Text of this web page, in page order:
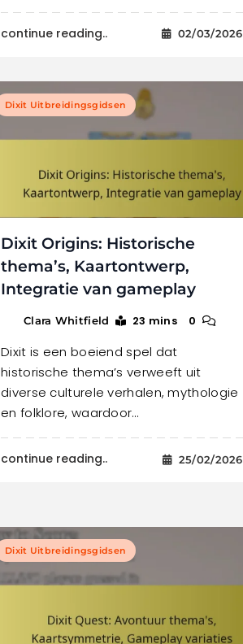
continue reading.. 02/03/2026
Dixit Uitbreidingsgidsen
Dixit Origins: Historische
thema’s, Kaartontwerp,
Integratie van gameplay
Clara Whitfield 23 mins 0
Dixit is een boeiend spel dat
historische thema’s verweeft uit
diverse culturele verhalen, mythologie
en folklore, waardoor…
continue reading.. 25/02/2026
Dixit Uitbreidingsgidsen